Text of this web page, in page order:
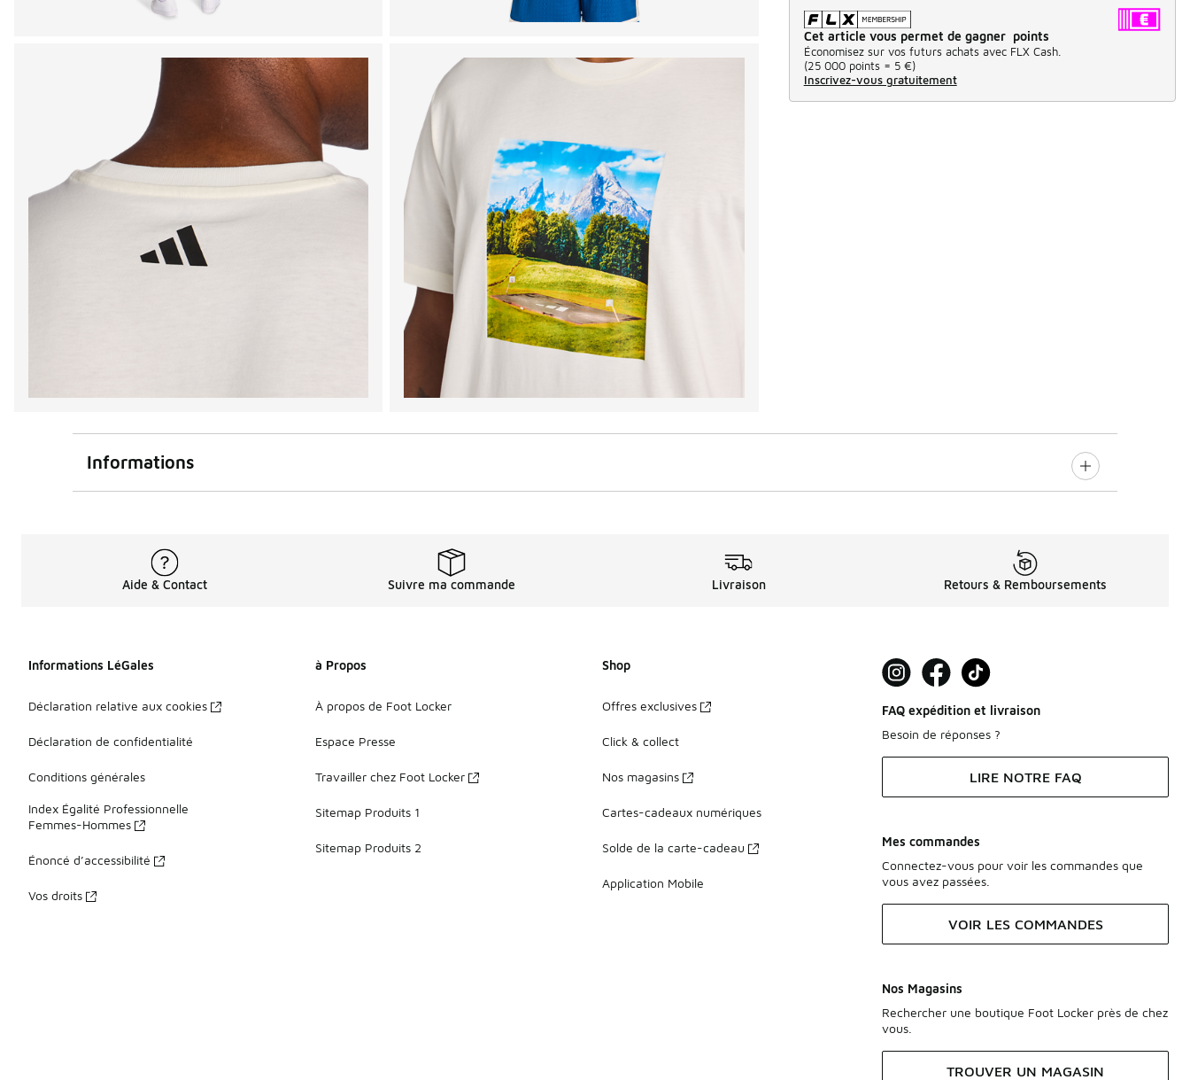
Cet article vous permet de gagner points
Économisez sur vos futurs achats avec FLX Cash.
(25 000 points = 5 €)
Inscrivez-vous gratuitement
Informations
Aide & Contact Suivre ma commande Livraison Retours & Remboursements
Informations LéGales
Déclaration relative aux cookies
Déclaration de confidentialité
Conditions générales
Index Égalité Professionnelle
Femmes-Hommes
Énoncé d’accessibilité
Vos droits
à Propos
À propos de Foot Locker
Espace Presse
Travailler chez Foot Locker
Sitemap Produits 1
Sitemap Produits 2
Shop
Offres exclusives
Click & collect
Nos magasins
Cartes-cadeaux numériques
Solde de la carte-cadeau
Application Mobile
FAQ expédition et livraison
Besoin de réponses ?
LIRE NOTRE FAQ
Mes commandes
Connectez-vous pour voir les commandes que
vous avez passées.
VOIR LES COMMANDES
Nos Magasins
Rechercher une boutique Foot Locker près de chez
vous.
TROUVER UN MAGASIN